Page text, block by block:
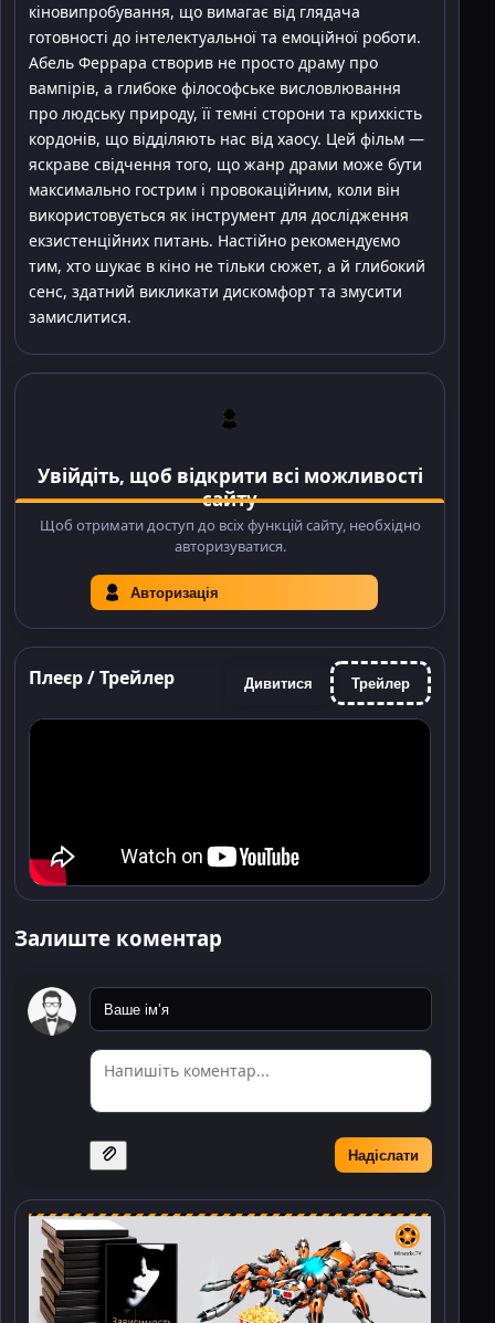
кіновипробування, що вимагає від глядача
готовності до інтелектуальної та емоційної роботи.
Абель Феррара створив не просто драму про
вампірів, а глибоке філософське висловлювання
про людську природу, її темні сторони та крихкість
кордонів, що відділяють нас від хаосу. Цей фільм —
яскраве свідчення того, що жанр драми може бути
максимально гострим і провокаційним, коли він
використовується як інструмент для дослідження
екзистенційних питань. Настійно рекомендуємо
тим, хто шукає в кіно не тільки сюжет, а й глибокий
сенс, здатний викликати дискомфорт та змусити
замислитися.
Увійдіть, щоб відкрити всі можливості
сайту
Щоб отримати доступ до всіх функцій сайту, необхідно
авторизуватися.
Авторизація
Плеєр / Трейлер Дивитися Трейлер
Залиште коментар
Надіслати